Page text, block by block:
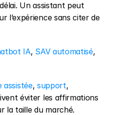
Un assistant peut
l’expérience sans citer de
IA, SAV automatisé
assistée, support
éviter les affirmations
la taille du marché.